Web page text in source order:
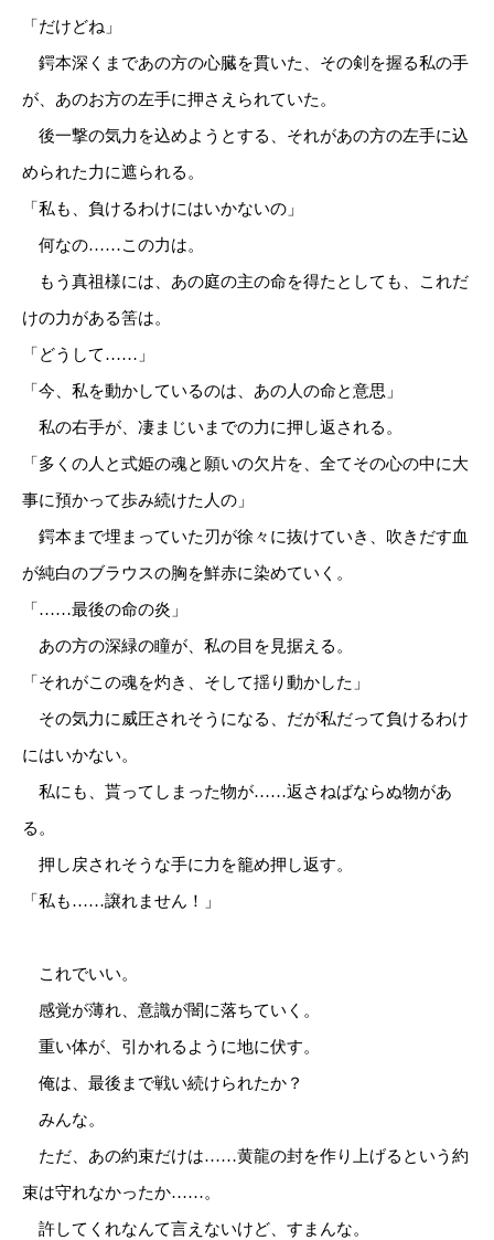
「だけどね」
鍔本深くまであの方の心臓を貫いた、その剣を握る私の手
が、あのお方の左手に押さえられていた。
後一撃の気力を込めようとする、それがあの方の左手に込
められた力に遮られる。
「私も、負けるわけにはいかないの」
何なの……この力は。
もう真祖様には、あの庭の主の命を得たとしても、これだ
けの力がある筈は。
「どうして……」
「今、私を動かしているのは、あの人の命と意思」
私の右手が、凄まじいまでの力に押し返される。
「多くの人と式姫の魂と願いの欠片を、全てその心の中に大
事に預かって歩み続けた人の」
鍔本まで埋まっていた刃が徐々に抜けていき、吹きだす血
が純白のブラウスの胸を鮮赤に染めていく。
「……最後の命の炎」
あの方の深緑の瞳が、私の目を見据える。
「それがこの魂を灼き、そして揺り動かした」
その気力に威圧されそうになる、だが私だって負けるわけ
にはいかない。
私にも、貰ってしまった物が……返さねばならぬ物があ
る。
押し戻されそうな手に力を籠め押し返す。
「私も……譲れません！」
これでいい。
感覚が薄れ、意識が闇に落ちていく。
重い体が、引かれるように地に伏す。
俺は、最後まで戦い続けられたか？
みんな。
ただ、あの約束だけは……黄龍の封を作り上げるという約
束は守れなかったか……。
許してくれなんて言えないけど、すまんな。